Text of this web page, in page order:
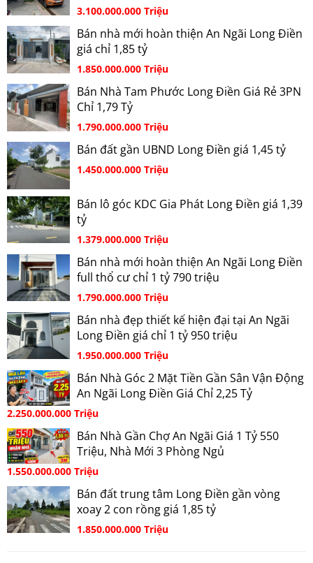
3.100.000.000 Triệu
Bán nhà mới hoàn thiện An Ngãi Long Điền
giá chỉ 1,85 tỷ
1.850.000.000 Triệu
Bán Nhà Tam Phước Long Điền Giá Rẻ 3PN
Chỉ 1,79 Tỷ
1.790.000.000 Triệu
Bán đất gần UBND Long Điền giá 1,45 tỷ
1.450.000.000 Triệu
Bán lô góc KDC Gia Phát Long Điền giá 1,39
tỷ
1.379.000.000 Triệu
Bán nhà mới hoàn thiện An Ngãi Long Điền
full thổ cư chỉ 1 tỷ 790 triệu
1.790.000.000 Triệu
Bán nhà đẹp thiết kế hiện đại tại An Ngãi
Long Điền giá chỉ 1 tỷ 950 triệu
1.950.000.000 Triệu
Bán Nhà Góc 2 Mặt Tiền Gần Sân Vận Động
An Ngãi Long Điền Giá Chỉ 2,25 Tỷ
2.250.000.000 Triệu
Bán Nhà Gần Chợ An Ngãi Giá 1 Tỷ 550
Triệu, Nhà Mới 3 Phòng Ngủ
1.550.000.000 Triệu
Bán đất trung tâm Long Điền gần vòng
xoay 2 con rồng giá 1,85 tỷ
1.850.000.000 Triệu